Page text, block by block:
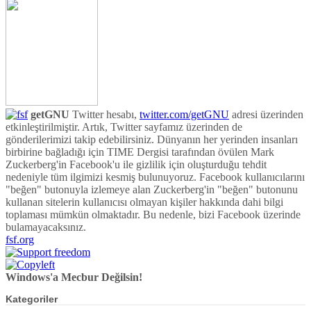
getGNU Twitter hesabı, twitter.com/getGNU adresi üzerinden
etkinleştirilmiştir. Artık, Twitter sayfamız üzerinden de
gönderilerimizi takip edebilirsiniz. Dünyanın her yerinden insanları
birbirine bağladığı için TIME Dergisi tarafından övülen Mark
Zuckerberg'in Facebook'u ile gizlilik için oluşturduğu tehdit
nedeniyle tüm ilgimizi kesmiş bulunuyoruz. Facebook kullanıcılarını
"beğen" butonuyla izlemeye alan Zuckerberg'in "beğen" butonunu
kullanan sitelerin kullanıcısı olmayan kişiler hakkında dahi bilgi
toplaması mümkün olmaktadır. Bu nedenle, bizi Facebook üzerinde
bulamayacaksınız.
fsf.org
Windows'a Mecbur Değilsin!
Kategoriler